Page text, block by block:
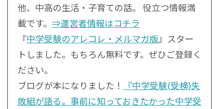
他、中高の生活・子育ての話。 役立つ情報満
載です。 ⇒運営者情報はコチラ
『中学受験のアレコレ・メルマガ版』スター
トしました。もちろん無料です。ぜひご登録く
ださい。
ブログが本になりました！
『中学受験(受検)失
敗組が語る。事前に知っておきたかった中学受